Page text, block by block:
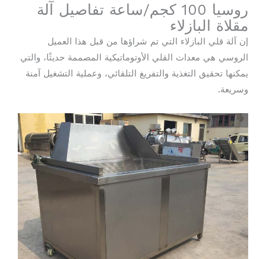
روسيا 100 كجم/ساعة تفاصيل آلة
مقلاة البازلاء
إن آلة قلي البازلاء التي تم شراؤها من قبل هذا العميل
الروسي هي معدات القلي الأوتوماتيكية المصممة حديثًا، والتي
يمكنها تحقيق التغذية والتفريغ التلقائي، وعملية التشغيل آمنة
وسريعة.